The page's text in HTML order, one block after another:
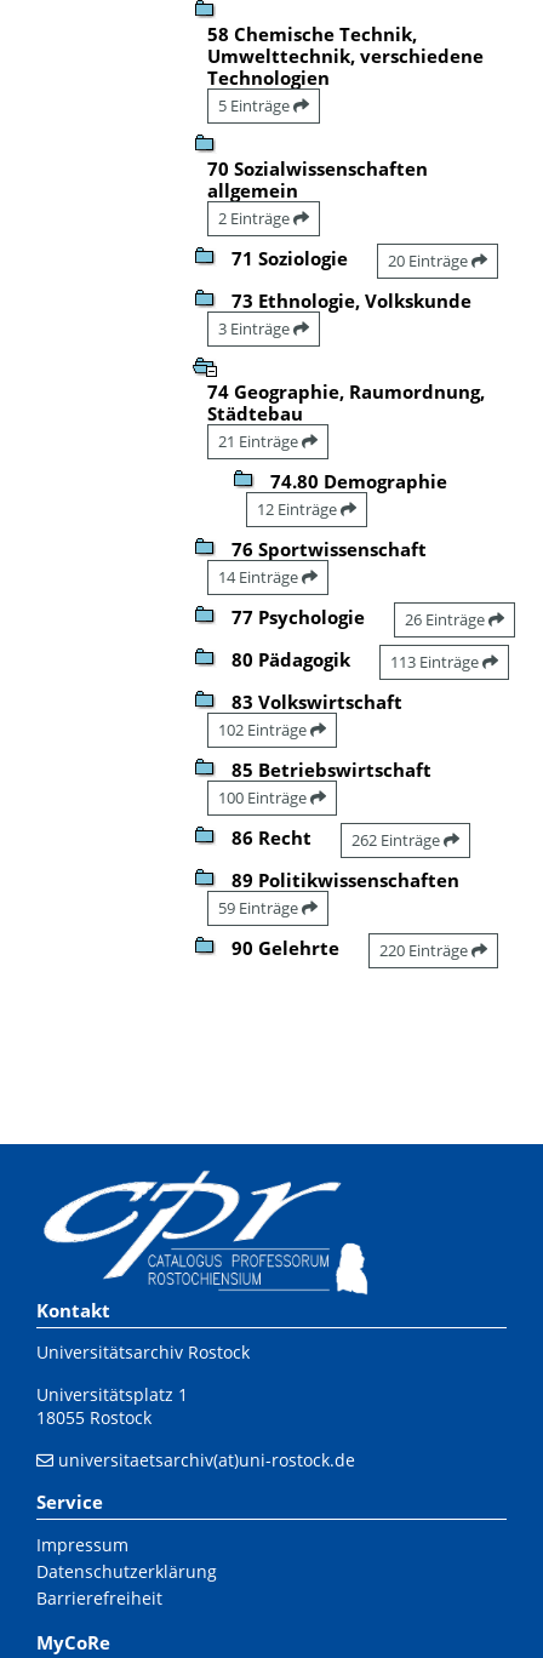
58 Chemische Technik,
Umwelttechnik, verschiedene
Technologien
5 Einträge
70 Sozialwissenschaften
allgemein
2 Einträge
71 Soziologie 20 Einträge
73 Ethnologie, Volkskunde
3 Einträge
74 Geographie, Raumordnung,
Städtebau
21 Einträge
74.80 Demographie
12 Einträge
76 Sportwissenschaft
14 Einträge
77 Psychologie 26 Einträge
80 Pädagogik 113 Einträge
83 Volkswirtschaft
102 Einträge
85 Betriebswirtschaft
100 Einträge
86 Recht 262 Einträge
89 Politikwissenschaften
59 Einträge
90 Gelehrte 220 Einträge
Kontakt
Universitätsarchiv Rostock
Universitätsplatz 1
18055 Rostock
universitaetsarchiv(at)uni-rostock.de
Service
Impressum
Datenschutzerklärung
Barrierefreiheit
MyCoRe